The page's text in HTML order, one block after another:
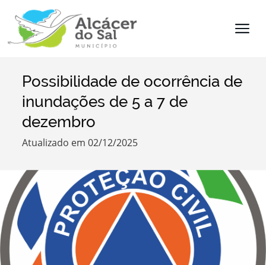
Termo de Pesquisa
Filtros
Possibilidade de ocorrência de
inundações de 5 a 7 de
dezembro
Atualizado em 02/12/2025